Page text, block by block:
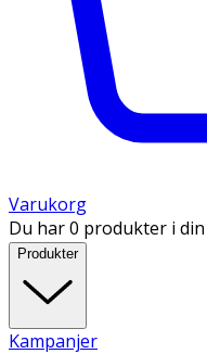
Varukorg
Du har 0 produkter i
Produkter
Kampanjer